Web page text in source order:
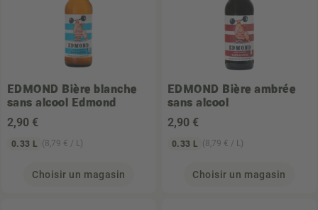
EDMOND Bière blanche
sans alcool Edmond
2,90 €
0.33 L (8,79 € / L)
Choisir un magasin
EDMOND Bière ambrée
sans alcool
2,90 €
0.33 L (8,79 € / L)
Choisir un magasin